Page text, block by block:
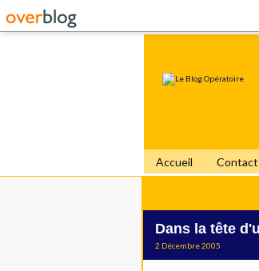
Accueil Contact
Dans la tête
2 Décembre 2005